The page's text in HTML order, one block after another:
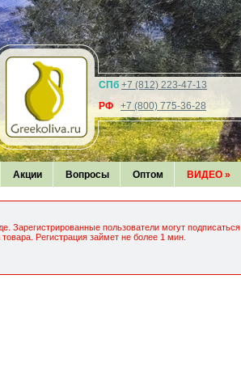
СПб +7 (812) 223-47-13
РФ +7 (800) 775-36-28
Акции Вопросы Оптом ВИДЕО »
Зарегистрированные пользователи могут подписаться
Регистрация займет не более 1 мин.